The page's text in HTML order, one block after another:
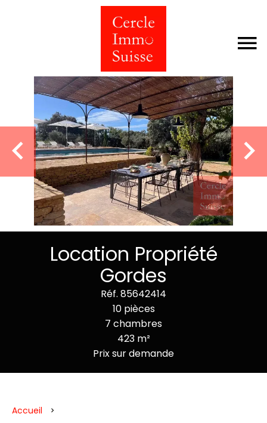
Location Propriété
Gordes
Réf. 85642414
10 pièces
7 chambres
423 m²
Prix sur demande
Accueil